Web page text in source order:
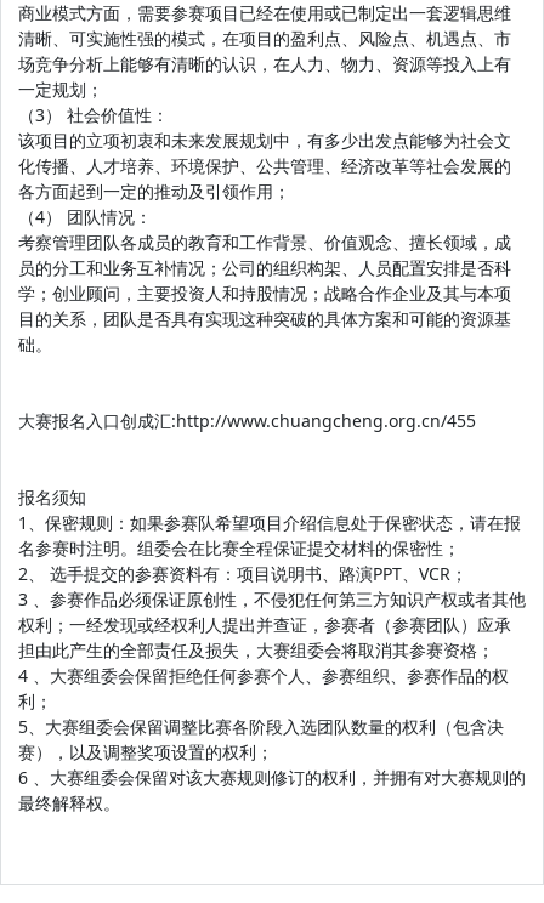
商业模式方面，需要参赛项目已经在使用或已制定出一套逻辑思维
清晰、可实施性强的模式，在项目的盈利点、风险点、机遇点、市
场竞争分析上能够有清晰的认识，在人力、物力、资源等投入上有
一定规划；
（3） 社会价值性：
该项目的立项初衷和未来发展规划中，有多少出发点能够为社会文
化传播、人才培养、环境保护、公共管理、经济改革等社会发展的
各方面起到一定的推动及引领作用；
（4） 团队情况：
考察管理团队各成员的教育和工作背景、价值观念、擅长领域，成
员的分工和业务互补情况；公司的组织构架、人员配置安排是否科
学；创业顾问，主要投资人和持股情况；战略合作企业及其与本项
目的关系，团队是否具有实现这种突破的具体方案和可能的资源基
础。
大赛报名入口创成汇:http://www.chuangcheng.org.cn/455
报名须知
1、保密规则：如果参赛队希望项目介绍信息处于保密状态，请在报
名参赛时注明。组委会在比赛全程保证提交材料的保密性；
2、 选手提交的参赛资料有：项目说明书、路演PPT、VCR；
3 、参赛作品必须保证原创性，不侵犯任何第三方知识产权或者其他
权利；一经发现或经权利人提出并查证，参赛者（参赛团队）应承
担由此产生的全部责任及损失，大赛组委会将取消其参赛资格；
4 、大赛组委会保留拒绝任何参赛个人、参赛组织、参赛作品的权
利；
5、大赛组委会保留调整比赛各阶段入选团队数量的权利（包含决
赛），以及调整奖项设置的权利；
6 、大赛组委会保留对该大赛规则修订的权利，并拥有对大赛规则的
最终解释权。